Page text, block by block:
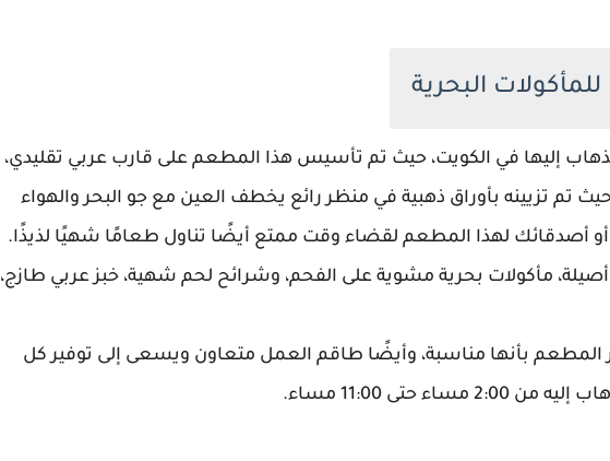
إليها في الكويت، حيث تم تأسيس هذا المطعم على قارب عربي تقليدي،
تم تزيينه بأوراق ذهبية في منظر رائع يخطف العين مع جو البحر والهواء
أصدقائك لهذا المطعم لقضاء وقت ممتع أيضًا تناول طعامًا شهيًا لذيذًا.
مأكولات بحرية مشوية على الفحم، وشرائح لحم شهية، خبز عربي طازج،
المطعم بأنها مناسبة، وأيضًا طاقم العمل متعاون ويسعى إلى توفير كل
حتى 11:00 مساء.